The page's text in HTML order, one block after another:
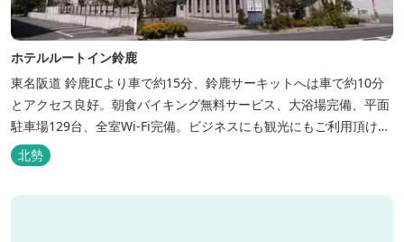
ホテルルートイン鈴鹿
東名阪道 鈴鹿ICより車で約15分、鈴鹿サーキットへは車で約10分
とアクセス良好。朝食バイキング無料サービス、大浴場完備、平面
駐車場129台、全室Wi-Fi完備。ビジネスにも観光にもご利用頂ける
快適なホテルライフをご提供します。
北勢